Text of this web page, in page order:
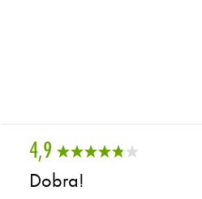
4,9
Dobra!